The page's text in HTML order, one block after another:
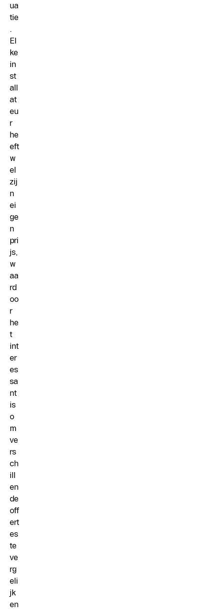
ua
tie
.
El
ke
in
st
all
at
eu
r
he
eft
w
el
zij
n
ei
ge
n
pri
js,
w
aa
rd
oo
r
he
t
int
er
es
sa
nt
is
o
m
ve
rs
ch
ill
en
de
off
ert
es
te
ve
rg
eli
jk
en